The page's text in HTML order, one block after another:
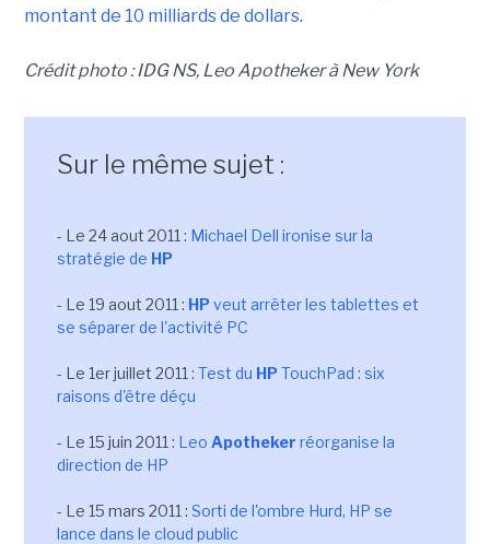
montant de 10 milliards de dollars.
Crédit photo : IDG NS, Leo Apotheker à New York
Sur le même sujet :
- Le 24 aout 2011 : Michael Dell ironise sur la
stratégie de HP
- Le 19 aout 2011 : HPveut arrêter les tablettes et
se séparer de l'activité PC
- Le 1er juillet 2011 : Test du HPTouchPad : six
raisons d'être déçu
- Le 15 juin 2011 : Leo Apotheker réorganise la
direction de HP
- Le 15 mars 2011 : Sorti de l'ombre Hurd, HP se
lance dans le cloud public